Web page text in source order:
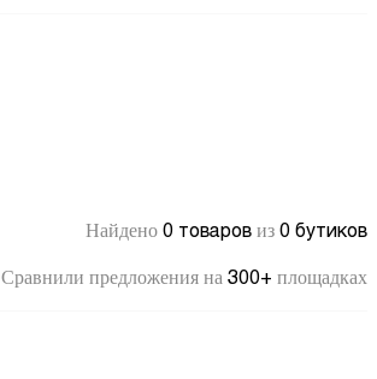
Найдено 0 товаров из 0 бутиков
Сравнили предложения на 300+ площадках